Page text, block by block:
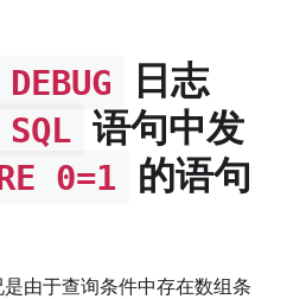
DEBUG
日志
SQL 语句中发
0=1 的语句
是由于查询条件中存在数组条